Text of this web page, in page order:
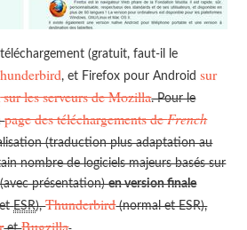
(gratuit, faut-il le
, et Firefox pour Androidsur
sur les serveurs de Mozilla. Pour le
page des téléchargements deFrench
(traduction plus adaptation au
nombre de logiciels majeurs basés sur
présentation)en version finale
ESR),Thunderbird(normal et ESR),
Bugzilla